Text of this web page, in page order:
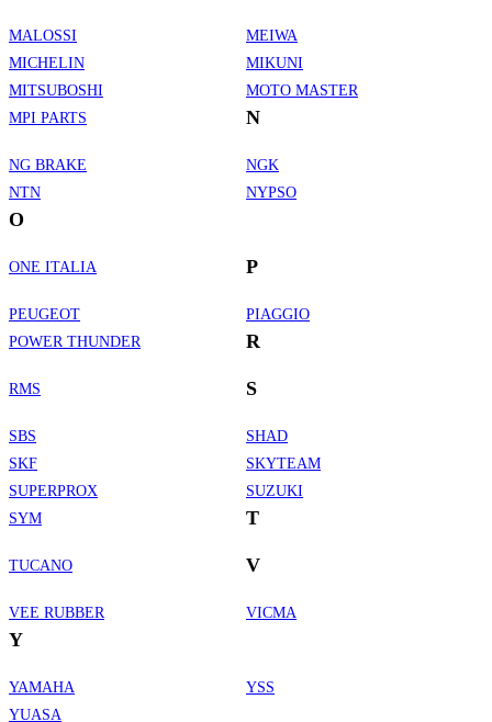
MALOSSI
MEIWA
MICHELIN
MIKUNI
MITSUBOSHI
MOTO MASTER
MPI PARTS
N
NG BRAKE
NGK
NTN
NYPSO
O
ONE ITALIA P
PEUGEOT
PIAGGIO
POWER THUNDER
R
RMS S
SBS
SHAD
SKF
SKYTEAM
SUPERPROX
SUZUKI
SYM
T
TUCANO V
VEE RUBBER VICMA
Y
YAMAHA
YSS
YUASA